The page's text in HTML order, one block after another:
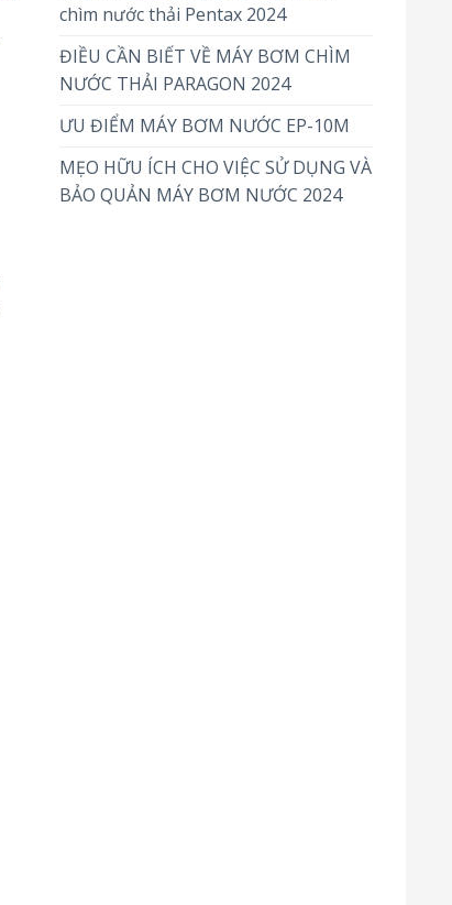
chìm nước thải Pentax 2024
ĐIỀU CẦN BIẾT VỀ MÁY BƠM CHÌM
NƯỚC THẢI PARAGON 2024
ƯU ĐIỂM MÁY BƠM NƯỚC EP-10M
MẸO HỮU ÍCH CHO VIỆC SỬ DỤNG VÀ
BẢO QUẢN MÁY BƠM NƯỚC 2024